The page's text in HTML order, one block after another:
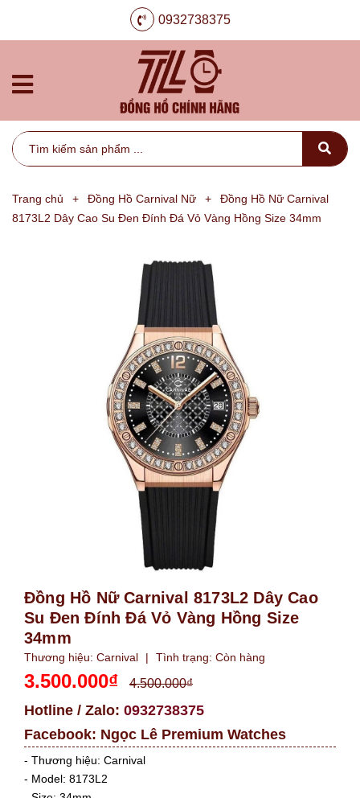
0932738375
Trang chủ + Đồng Hồ Carnival Nữ +
Đồng Hồ Nữ Carnival
8173L2 Dây Cao Su Đen Đính Đá Vỏ Vàng Hồng Size 34mm
Đồng Hồ Nữ Carnival 8173L2 Dây Cao
Su Đen Đính Đá Vỏ Vàng Hồng Size
34mm
Thương hiệu: Carnival | Tình trạng: Còn hàng
3.500.000₫ 4.500.000₫
Hotline / Zalo: 0932738375
Facebook: Ngọc Lê Premium Watches
- Thương hiệu: Carnival
- Model: 8173L2